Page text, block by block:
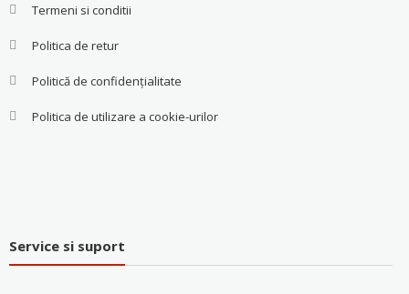
Termeni si conditii
Politica de retur
Politică de confidențialitate
Politica de utilizare a cookie-urilor
Service si suport